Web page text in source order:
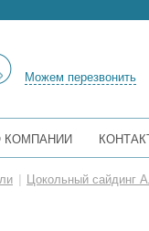
Можем перезвонить
КОМПАНИИ
Цокольный сайдинг